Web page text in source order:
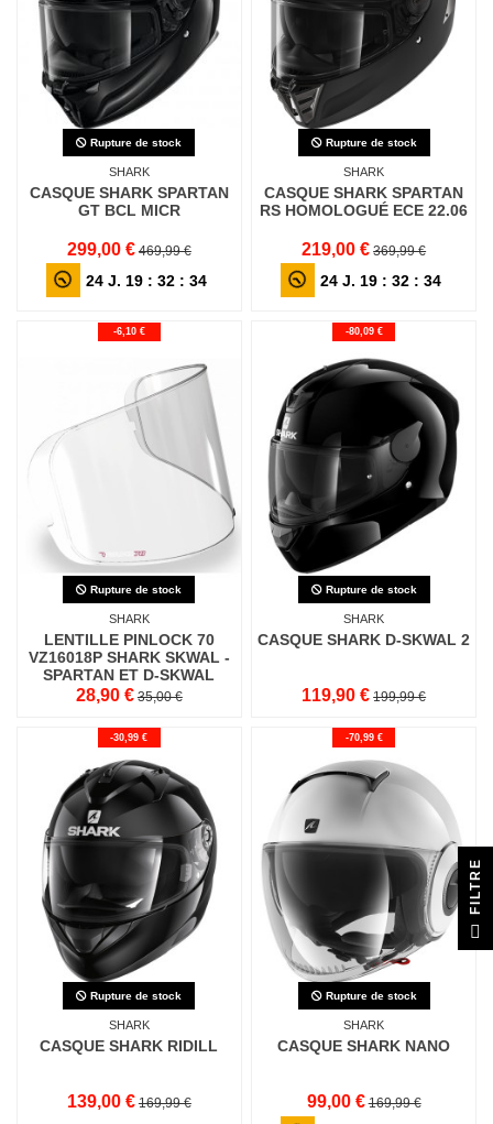
Rupture de stock
SHARK
CASQUE SHARK SPARTAN
GT BCL MICR
299,00 € 469,99 €
24 J. 19 :32 :32
Rupture de stock
SHARK
CASQUE SHARK SPARTAN
RS HOMOLOGUÉ ECE 22.06
219,00 € 369,99 €
24 J. 19 :32 :32
-6,10 €
Rupture de stock
SHARK
LENTILLE PINLOCK 70
VZ16018P SHARK SKWAL -
SPARTAN ET D-SKWAL
28,90 € 35,00 €
-80,09 €
Rupture de stock
SHARK
CASQUE SHARK D-SKWAL 2
119,90 € 199,99 €
-30,99 €
Rupture de stock
SHARK
CASQUE SHARK RIDILL
139,00 € 169,99 €
-70,99 €
Rupture de stock
SHARK
CASQUE SHARK NANO
99,00 € 169,99 €
E